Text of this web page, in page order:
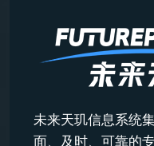
未来天玑信息系统
面、及时、可靠的